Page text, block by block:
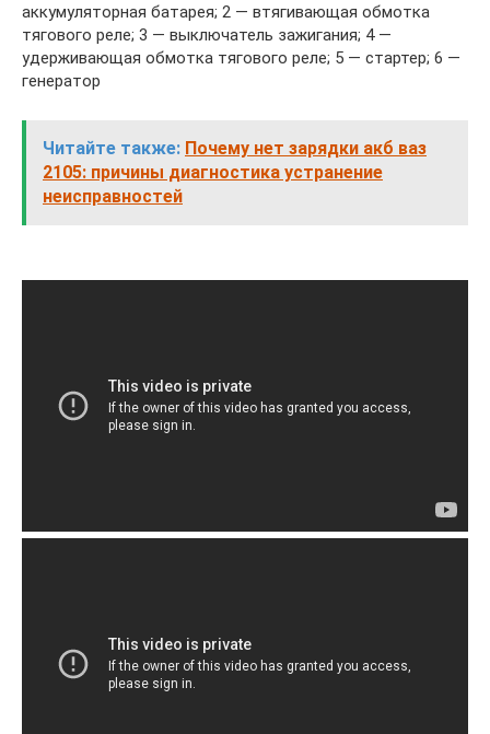
аккумуляторная батарея; 2 — втягивающая обмотка
тягового реле; 3 — выключатель зажигания; 4 —
удерживающая обмотка тягового реле; 5 — стартер; 6 —
генератор
Читайте также: Почему нет зарядки акб ваз
2105: причины диагностика устранение
неисправностей